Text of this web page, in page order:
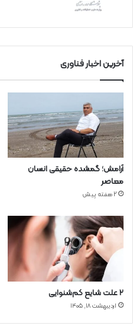
آخرین اخبار فناوری
آرامش؛ گمشده حقیقی انسان
معاصر
2 هفته پیش
۲ علت شایع‌ کم‌شنوایی
اردیبهشت ۱۸, ۱۴۰۵